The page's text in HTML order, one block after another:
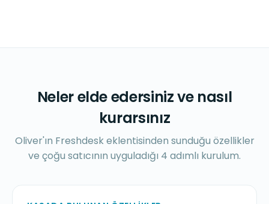
Neler elde edersiniz ve nasıl
kurarsınız
Oliver'ın Freshdesk eklentisinden sunduğu özellikler
ve çoğu satıcının uyguladığı 4 adımlı kurulum.